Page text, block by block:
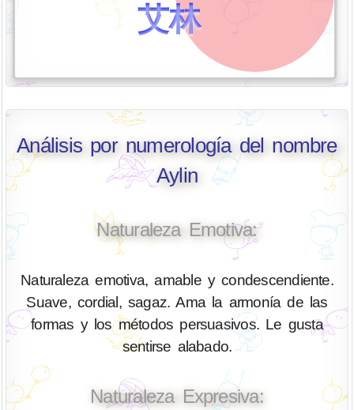
艾林
Análisis por numerología del nombre
Aylin
Naturaleza Emotiva:
Naturaleza emotiva, amable y condescendiente.
Suave, cordial, sagaz. Ama la armonía de las
formas y los métodos persuasivos. Le gusta
sentirse alabado.
Naturaleza Expresiva: